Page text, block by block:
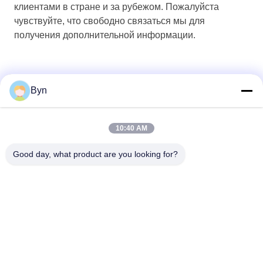
клиентами в стране и за рубежом. Пожалуйста
чувствуйте, что свободно связаться мы для
получения дополнительной информации.
Byn
10:40 AM
Good day, what product are you looking for?